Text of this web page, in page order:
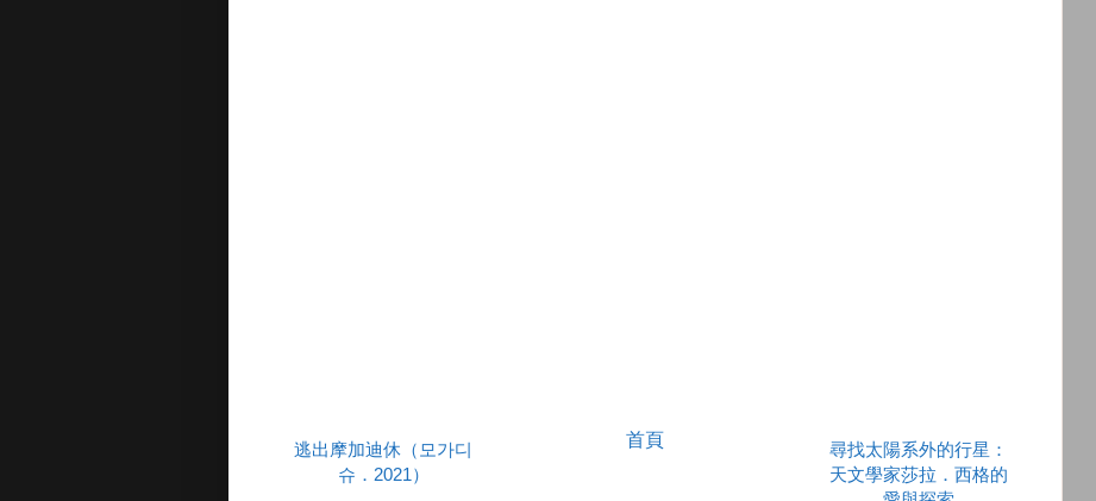
逃出摩加迪休（모가디
슈．2021）
尋找太陽系外的行星：
天文學家莎拉．西格的
首頁